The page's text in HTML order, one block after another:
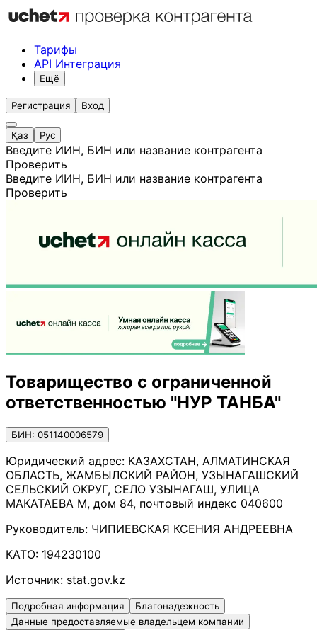
Тарифы
API Интеграция
Ещё
Регистрация Вход
Қаз Рус
Введите ИИН, БИН или название контрагента
Проверить
Введите ИИН, БИН или название контрагента
Проверить
Товарищество с ограниченной
ответственностью "НУР ТАНБА"
БИН: 051140006579
Юридический адрес: КАЗАХСТАН, АЛМАТИНСКАЯ
ОБЛАСТЬ, ЖАМБЫЛСКИЙ РАЙОН, УЗЫНАГАШСКИЙ
СЕЛЬСКИЙ ОКРУГ, СЕЛО УЗЫНАГАШ, УЛИЦА
МАКАТАЕВА М, дом 84, почтовый индекс 040600
Руководитель: ЧИПИЕВСКАЯ КСЕНИЯ АНДРЕЕВНА
КАТО: 194230100
Источник: stat.gov.kz
Подробная информация
Благонадежность
Данные предоставляемые владельцем компании